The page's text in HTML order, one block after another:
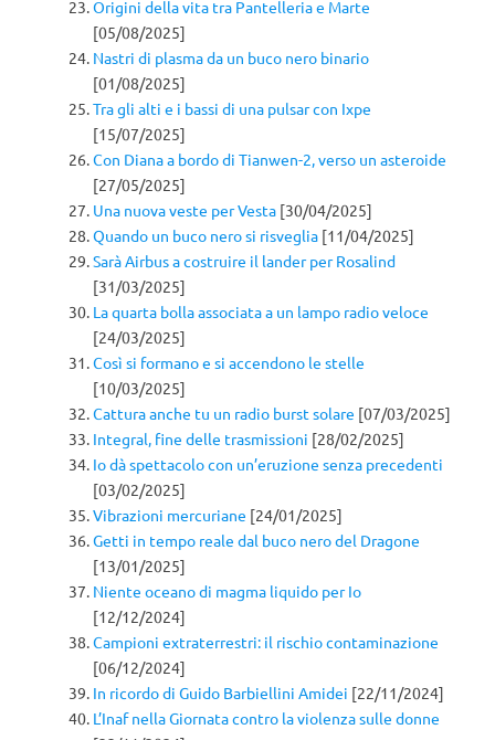
Origini della vita tra Pantelleria e Marte
[05/08/2025]
Nastri di plasma da un buco nero binario
[01/08/2025]
Tra gli alti e i bassi di una pulsar con Ixpe
[15/07/2025]
Con Diana a bordo di Tianwen-2, verso un asteroide
[27/05/2025]
Una nuova veste per Vesta [30/04/2025]
Quando un buco nero si risveglia [11/04/2025]
Sarà Airbus a costruire il lander per Rosalind
[31/03/2025]
La quarta bolla associata a un lampo radio veloce
[24/03/2025]
Così si formano e si accendono le stelle
[10/03/2025]
Cattura anche tu un radio burst solare [07/03/2025]
Integral, fine delle trasmissioni [28/02/2025]
Io dà spettacolo con un’eruzione senza precedenti
[03/02/2025]
Vibrazioni mercuriane [24/01/2025]
Getti in tempo reale dal buco nero del Dragone
[13/01/2025]
Niente oceano di magma liquido per Io
[12/12/2024]
Campioni extraterrestri: il rischio contaminazione
[06/12/2024]
In ricordo di Guido Barbiellini Amidei [22/11/2024]
L’Inaf nella Giornata contro la violenza sulle donne